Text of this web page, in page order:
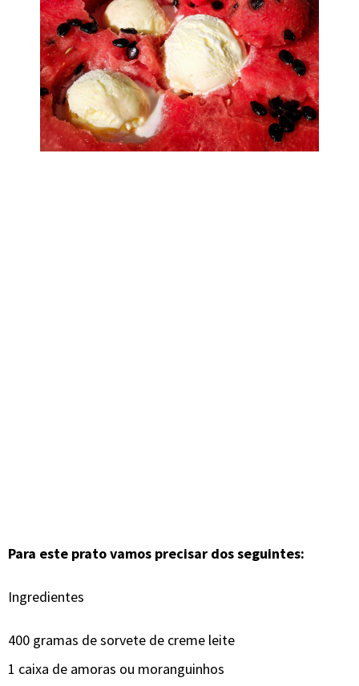
Para este prato vamos precisar dos seguintes:
Ingredientes
400 gramas de sorvete de creme leite
1 caixa de amoras ou moranguinhos